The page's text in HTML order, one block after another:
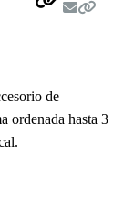
de
ordenada hasta 3